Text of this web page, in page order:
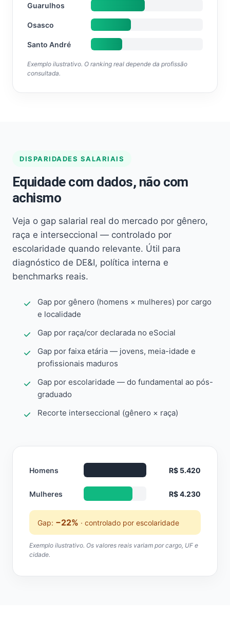
Guarulhos
Osasco
Santo André
Exemplo ilustrativo. O ranking real depende da profissão
consultada.
DISPARIDADES SALARIAIS
Equidade com dados, não com
achismo
Veja o gap salarial real do mercado por gênero,
raça e interseccional — controlado por
escolaridade quando relevante. Útil para
diagnóstico de DE&I, política interna e
benchmarks reais.
Gap por gênero (homens × mulheres) por cargo
e localidade
Gap por raça/cor declarada no eSocial
Gap por faixa etária — jovens, meia-idade e
profissionais maduros
Gap por escolaridade — do fundamental ao pós-
graduado
Recorte interseccional (gênero × raça)
Homens R$ 5.420
Mulheres R$ 4.230
Gap: −22% · controlado por escolaridade
Exemplo ilustrativo. Os valores reais variam por cargo, UF e
cidade.